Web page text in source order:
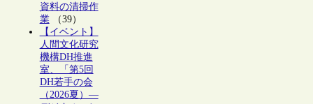
資料の清掃作
業（39）
【イベント】
人間文化研究
機構DH推進
室、「第5回
DH若手の会
（2026夏）―